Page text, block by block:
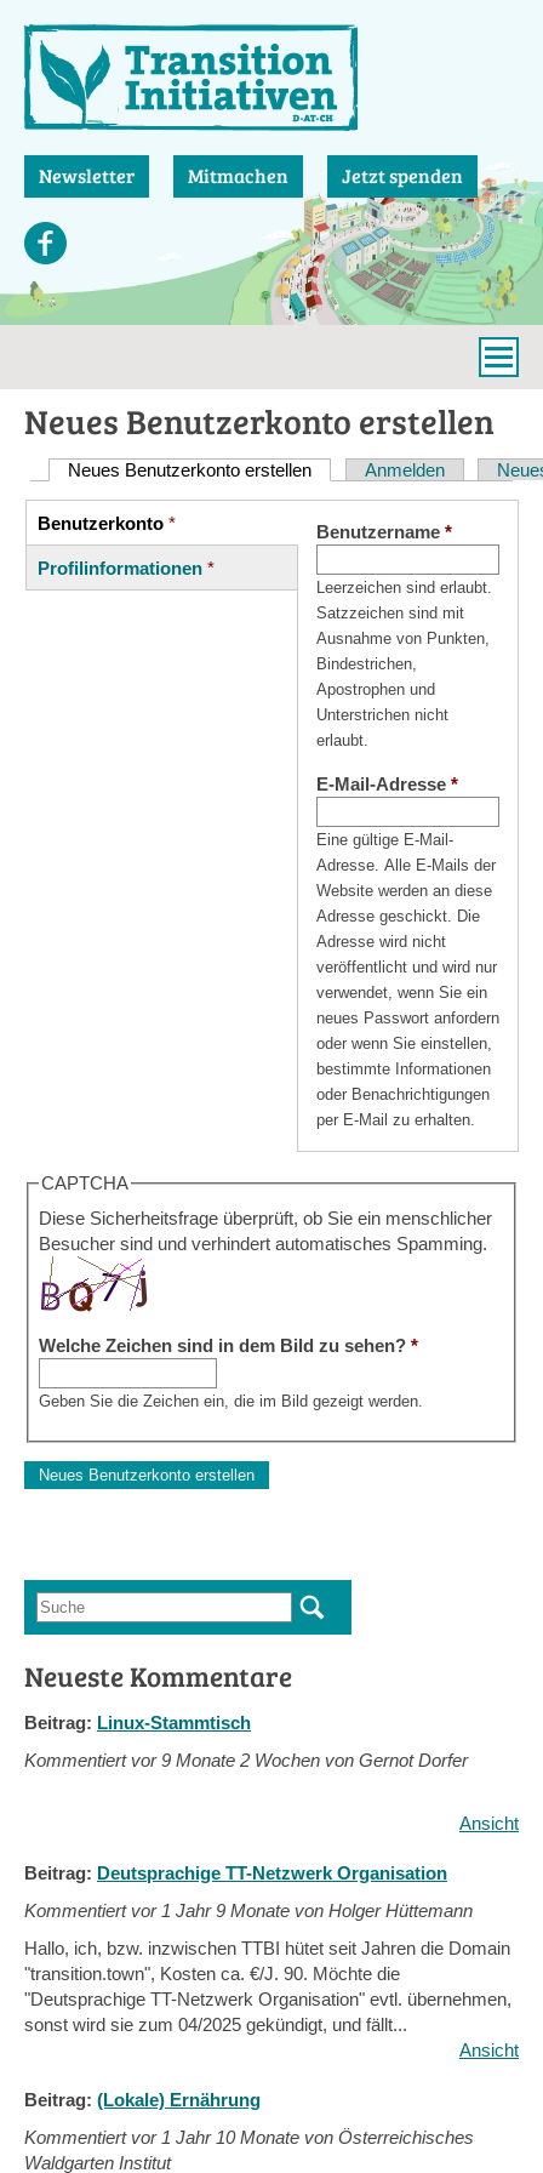
zum
Inhalt
Newsletter Mitmachen Jetzt spenden
Neues Benutzerkonto erstellen
Haupt-
Reiter
Neues Benutzerkonto erstellen (aktiver Reiter)
Anmelden
Vertikale
Reiter
Benutzerkonto *
(aktiver
Reiter)
Profilinformationen *
Benutzername *
Leerzeichen sind erlaubt.
Satzzeichen sind mit
Ausnahme von Punkten,
Bindestrichen,
Apostrophen und
Unterstrichen nicht
erlaubt.
E-Mail-Adresse *
Eine gültige E-Mail-
Adresse. Alle E-Mails der
Website werden an diese
Adresse geschickt. Die
Adresse wird nicht
veröffentlicht und wird nur
verwendet, wenn Sie ein
neues Passwort anfordern
oder wenn Sie einstellen,
bestimmte Informationen
oder Benachrichtigungen
per E-Mail zu erhalten.
CAPTCHA
Diese Sicherheitsfrage überprüft, ob Sie ein menschlicher
Besucher sind und verhindert automatisches Spamming.
Welche Zeichen sind in dem Bild zu sehen? *
Geben Sie die Zeichen ein, die im Bild gezeigt werden.
Suchformular
Suche
Neueste Kommentare
Beitrag: Linux-Stammtisch
Kommentiert vor9 Monate 2 Wochen von Gernot Dorfer
Ansicht
Beitrag: Deutsprachige TT-Netzwerk Organisation
Kommentiert vor 1 Jahr 9 Monate von Holger Hüttemann
Hallo, ich, bzw. inzwischen TTBI hütet seit Jahren die Domain
"transition.town", Kosten ca. €/J. 90. Möchte die
"Deutsprachige TT-Netzwerk Organisation" evtl. übernehmen,
sonst wird sie zum 04/2025 gekündigt, und fällt...
Ansicht
Beitrag: (Lokale) Ernährung
Kommentiert vor 1 Jahr 10 Monate von Österreichisches
Waldgarten Institut